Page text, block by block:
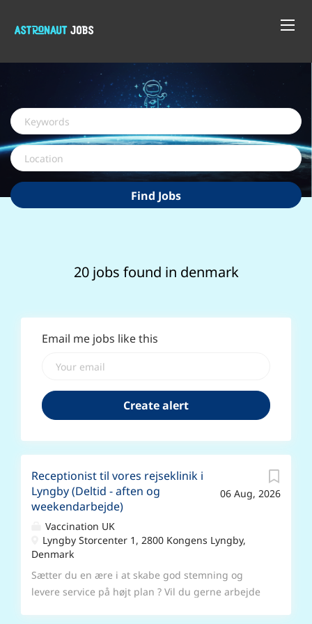
Keywords
Location
Find
Jobs
Find Jobs
20 jobs found in denmark
Email me jobs like this
06 Aug, 2026
Receptionist til vores rejseklinik i
Lyngby (Deltid - aften og
weekendarbejde)
Vaccination UK
Lyngby Storcenter 1, 2800 Kongens Lyngby,
Denmark
Sætter du en ære i at skabe god stemning og
levere service på højt plan ? Vil du gerne arbejde